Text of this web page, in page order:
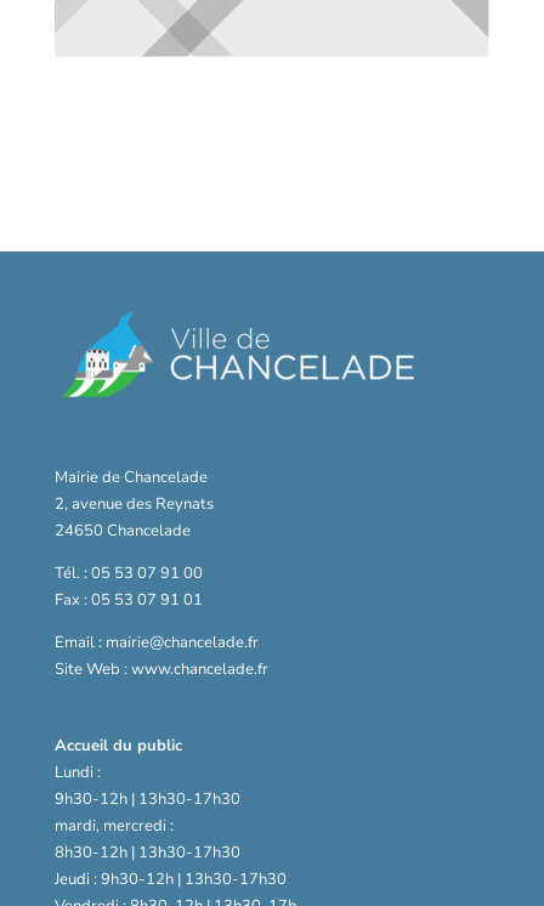
Mairie de Chancelade
2, avenue des Reynats
24650 Chancelade
Tél. : 05 53 07 91 00
Fax : 05 53 07 91 01
Email : mairie@chancelade.fr
Site Web : www.chancelade.fr
Accueil du public
Lundi :
9h30-12h | 13h30-17h30
mardi, mercredi :
8h30-12h | 13h30-17h30
Jeudi : 9h30-12h | 13h30-17h30